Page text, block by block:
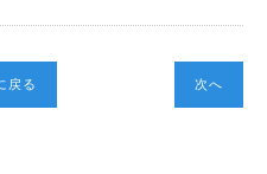
戻る 次へ